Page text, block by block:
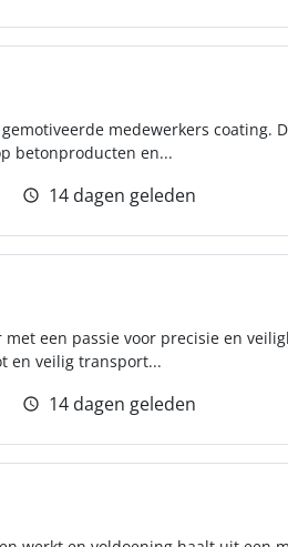
medewerkers coating.
betonproducten en...
14 dagen geleden
een passie voor precisie en
en veilig transport...
14 dagen geleden